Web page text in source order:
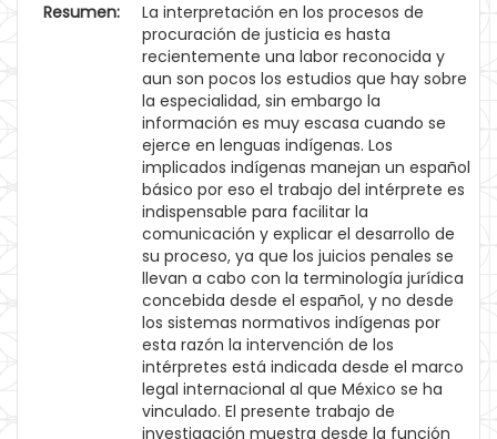
Resumen:
La interpretación en los procesos de
procuración de justicia es hasta
recientemente una labor reconocida y
aun son pocos los estudios que hay sobre
la especialidad, sin embargo la
información es muy escasa cuando se
ejerce en lenguas indígenas. Los
implicados indígenas manejan un español
básico por eso el trabajo del intérprete es
indispensable para facilitar la
comunicación y explicar el desarrollo de
su proceso, ya que los juicios penales se
llevan a cabo con la terminología jurídica
concebida desde el español, y no desde
los sistemas normativos indígenas por
esta razón la intervención de los
intérpretes está indicada desde el marco
legal internacional al que México se ha
vinculado. El presente trabajo de
investigación muestra desde la función